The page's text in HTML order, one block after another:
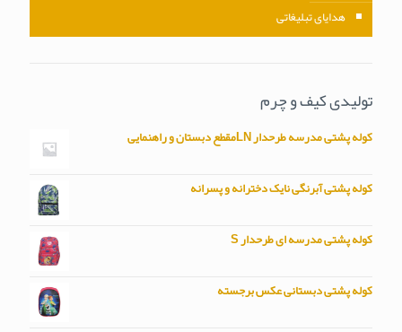
هدایای تبلیغاتی
تولیدی کیف و چرم
کوله پشتی مدرسه طرحدار LNمقطع دبستان و راهنمایی
کوله پشتی آبرنگی نایک دخترانه و پسرانه
کوله پشتی مدرسه ای طرحدار S
کوله پشتی دبستانی عکس برجسته